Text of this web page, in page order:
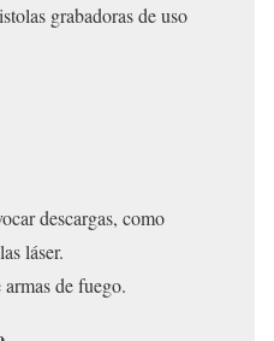
grabadoras de uso
descargas, como
láser.
de fuego.